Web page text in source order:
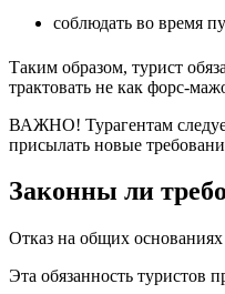
соблюдать во время
Таким образом, турист
трактовать не как форс-
ВАЖНО! Турагентам
присылать новые
Законны ли
Отказ на общих
Эта обязанность туристов